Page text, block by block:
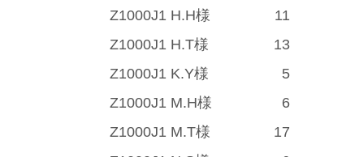
Z1000J1 H.H様
11
Z1000J1 H.T様
13
Z1000J1 K.Y様
5
Z1000J1 M.H様
6
Z1000J1 M.T様
17